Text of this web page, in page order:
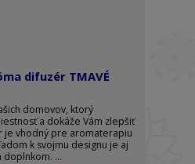
difuzér TMAVÉ
domovov, ktorý
a dokáže Vám zlepšiť
je vhodný pre aromaterapiu
k svojmu designu je aj
...